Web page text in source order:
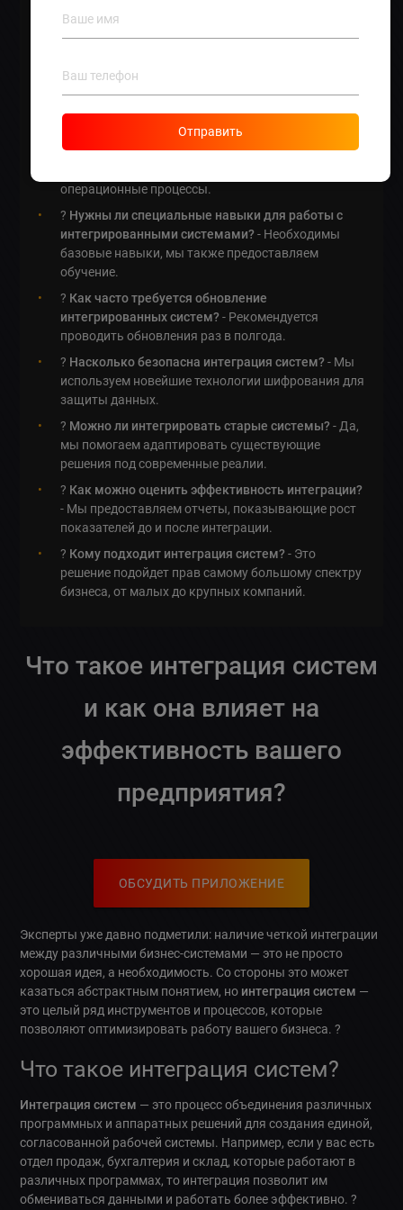
?️Как долго занимает процесс интеграции?
Зависит от сложности системы, но в среднем это
Сколько стоит интеграция систем?
Как интеграция систем влияет на
эффективность бизнеса?- Повышает
операционные процессы.
? Нужны ли специальные навыки для работы с
интегрированными системами?- Необходимы
базовые навыки, мы также предоставляем
обучение.
? Как часто требуется обновление
интегрированных систем?- Рекомендуется
проводить обновления раз в полгода.
? Насколько безопасна интеграция систем?- Мы
используем новейшие технологии шифрования для
защиты данных.
? Можно ли интегрировать старые системы?- Да,
мы помогаем адаптировать существующие
решения под современные реалии.
? Как можно оценить эффективность интеграции?
- Мы предоставляем отчеты, показывающие рост
показателей до и после интеграции.
? Кому подходит интеграция систем?- Это
решение подойдет прав самому большому спектру
бизнеса, от малых до крупных компаний.
Что такое интеграция систем
и как она влияет на
эффективность вашего
предприятия?
ОБСУДИТЬ ПРИЛОЖЕНИЕ
Эксперты уже давно подметили: наличие четкой интеграции
между различными бизнес-системами — это не просто
хорошая идея, а необходимость. Со стороны это может
казаться абстрактным понятием, но интеграция систем —
это целый ряд инструментов и процессов, которые
позволяют оптимизировать работу вашего бизнеса. ?
Что такое интеграция систем?
Интеграция систем — это процесс объединения различных
программных и аппаратных решений для создания единой,
согласованной рабочей системы. Например, если у вас есть
отдел продаж, бухгалтерия и склад, которые работают в
различных программах, то интеграция позволит им
обмениваться данными и работать более эффективно. ?
Отправить